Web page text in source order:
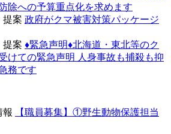
除への予算重点化を求めます
提案 政府がクマ被害対策パッケージ
提案 ♦️緊急声明♦️北海道・東北等のク
けての緊急声明 人身事故も捕殺も抑
務です
報
【職員募集】①野生動物保護担当